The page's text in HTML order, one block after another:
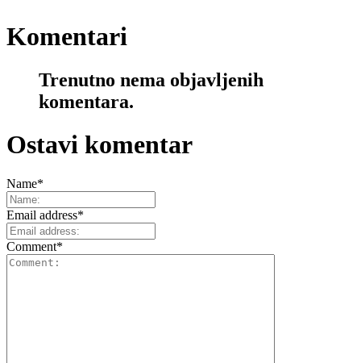
Komentari
Trenutno nema objavljenih
komentara.
Ostavi komentar
Name*
Email address*
Comment*